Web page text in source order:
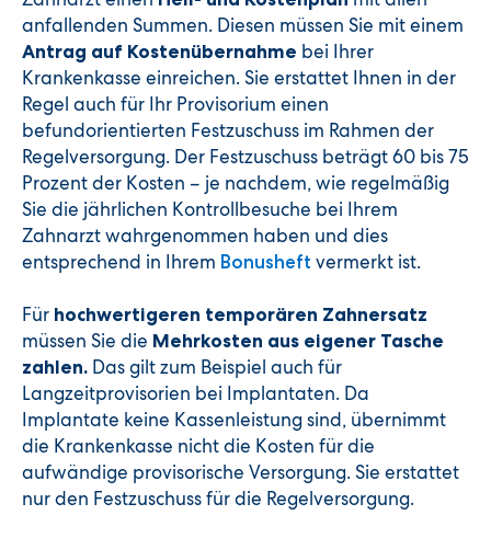
anfallenden Summen. Diesen müssen Sie mit einem
Antrag auf Kostenübernahme bei Ihrer
Krankenkasse einreichen. Sie erstattet Ihnen in der
Regel auch für Ihr Provisorium einen
befundorientierten Festzuschuss im Rahmen der
Regelversorgung. Der Festzuschuss beträgt 60 bis 75
Prozent der Kosten – je nachdem, wie regelmäßig
Sie die jährlichen Kontrollbesuche bei Ihrem
Zahnarzt wahrgenommen haben und dies
entsprechend in Ihrem Bonusheft vermerkt ist.
Für hochwertigeren temporären Zahnersatz
müssen Sie die Mehrkosten aus eigener Tasche
zahlen. Das gilt zum Beispiel auch für
Langzeitprovisorien bei Implantaten. Da
Implantate keine Kassenleistung sind, übernimmt
die Krankenkasse nicht die Kosten für die
aufwändige provisorische Versorgung. Sie erstattet
nur den Festzuschuss für die Regelversorgung.